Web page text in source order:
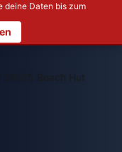
deine Daten bis zum
31035 Beach Hut